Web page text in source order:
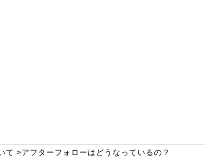
て >アフターフォローはどうなっているの？